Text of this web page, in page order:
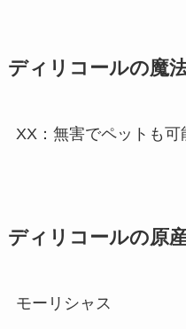
ディリコールの魔
XX：無害でペットも可
ディリコールの原
モーリシャス